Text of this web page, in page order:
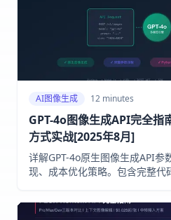
AI图像生成 12 minutes
GPT-4o图像生成API完全指
方式实战[2025年8月]
详解GPT-4o原生图像生成API参
现、成本优化策略。包含完整代